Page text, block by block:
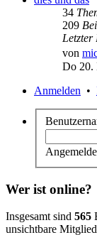
34
209
Letzter
von
Do 20.
Anmelden •
Wer ist online?
Insgesamt sind 565
unsichtbare